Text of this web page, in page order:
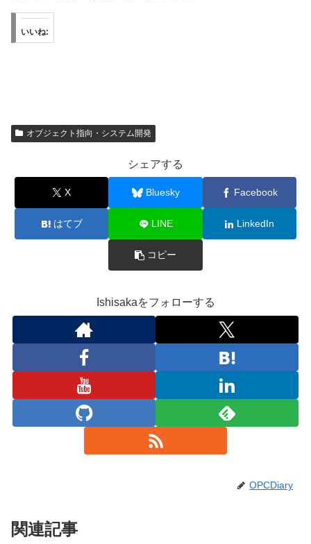
いいね:
オブジェクト指向・システム開発
シェアする
X Bluesky Facebook
はてブ LINE LinkedIn
コピー
Ishisakaをフォローする
OPCDiary
関連記事